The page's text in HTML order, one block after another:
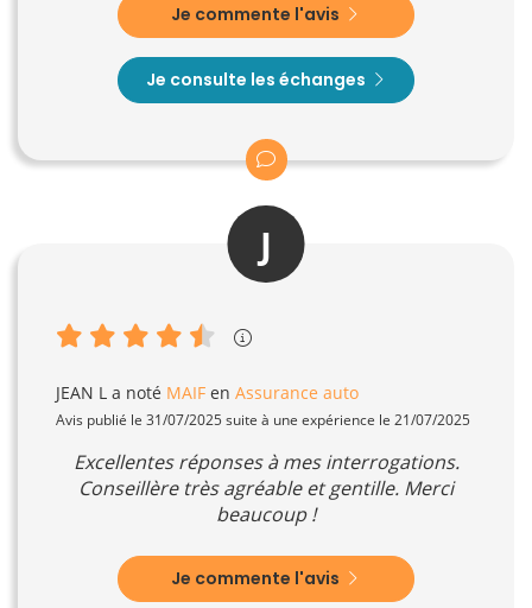
Je commente l'avis
Je consulte les échanges
J
JEAN L a noté MAIF en Assurance auto
Avis publié le 31/07/2025 suite à une expérience le 21/07/2025
Excellentes réponses à mes interrogations.
Conseillère très agréable et gentille. Merci
beaucoup !
Je commente l'avis